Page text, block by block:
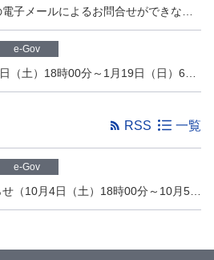
お問合せができない事象の解消について【2/20更新】
e-Gov
1月19日（日）6時00分頃）中止のお知らせ【1/15更新】
RSS 一覧
e-Gov
日（土）18時00分～10月5日（日）6時00分頃）